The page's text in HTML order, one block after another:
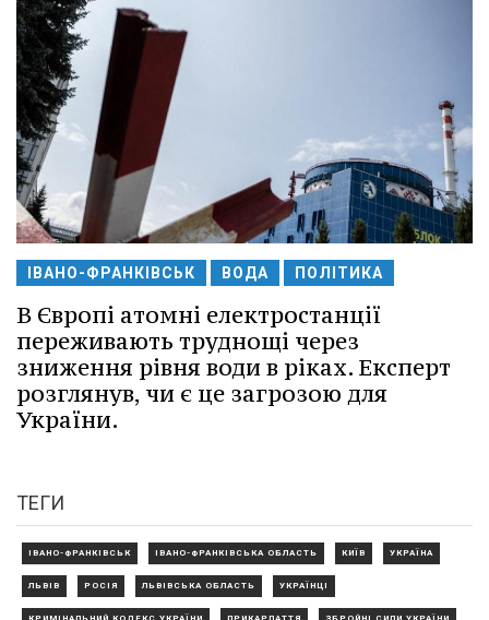
ІВАНО-ФРАНКІВСЬК ВОДА ПОЛІТИКА
В Європі атомні електростанції
переживають труднощі через
зниження рівня води в ріках. Експерт
розглянув, чи є це загрозою для
України.
ТЕГИ
ІВАНО-ФРАНКІВСЬК ІВАНО-ФРАНКІВСЬКА ОБЛАСТЬ КИЇВ УКРАЇНА
ЛЬВІВ РОСІЯ ЛЬВІВСЬКА ОБЛАСТЬ УКРАЇНЦІ